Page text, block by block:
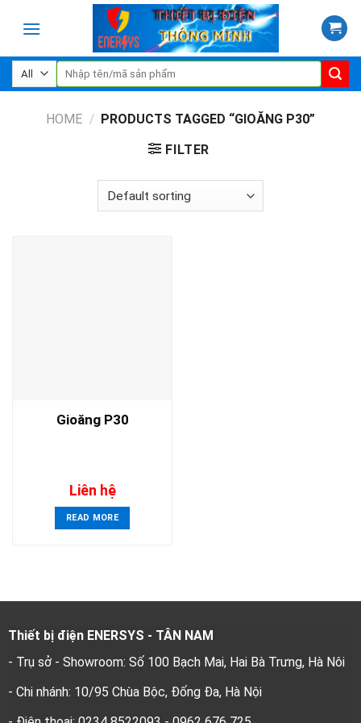
Search
for:
HOME / PRODUCTS TAGGED “GIOĂNG P30”
FILTER
Gioăng P30
Liên hệ
READ MORE
Thiết bị điện ENERSYS - TÂN NAM
- Trụ sở - Showroom: Số 100 Bạch Mai, Hai Bà Trưng, Hà Nôi
- Chi nhánh: 10/95 Chùa Bộc, Đống Đa, Hà Nội